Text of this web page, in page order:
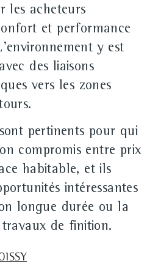
les acheteurs
et performance
y est
des liaisons
vers les zones
pertinents pour qui
compromis entre prix
habitable, et ils
intéressantes
longue durée ou la
travaux de finition.